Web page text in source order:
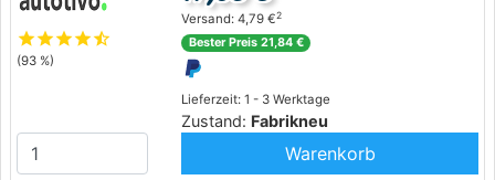
starstarstarstarstar_half
(93 %)
Lieferzeit: 1 - 3 Werktage
Zustand: Fabrikneu
Versand: 4,79 €2
Bester Preis 21,84 €
Warenkorb